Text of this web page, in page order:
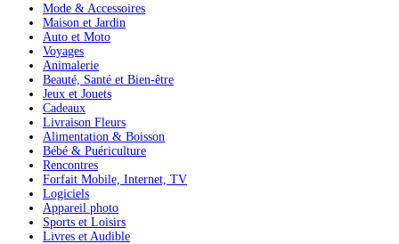
Mode & Accessoires
Maison et Jardin
Auto et Moto
Voyages
Animalerie
Beauté, Santé et Bien-être
Jeux et Jouets
Cadeaux
Livraison Fleurs
Alimentation & Boisson
Bébé & Puériculture
Rencontres
Forfait Mobile, Internet, TV
Logiciels
Appareil photo
Sports et Loisirs
Livres et Audible